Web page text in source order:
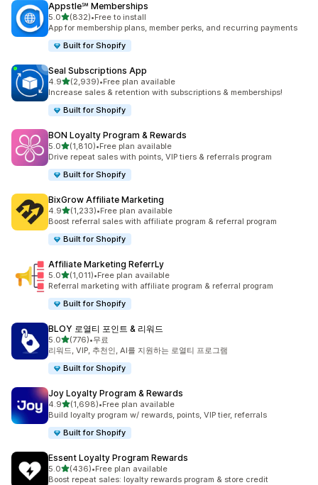
Appstle℠ Memberships
5.0별 5개 중
(832)
총 리뷰 832개
•Free to install
App for membership plans, member perks, and recurring payments
Built for Shopify
Seal Subscriptions App
4.9별 5개 중
(2,939)
총 리뷰 2939개
•Free plan available
Increase sales & retention with subscriptions & memberships!
Built for Shopify
BON Loyalty Program & Rewards
5.0별 5개 중
(1,810)
총 리뷰 1810개
•Free plan available
Drive repeat sales with points, VIP tiers & referrals program
Built for Shopify
BixGrow Affiliate Marketing
4.9별 5개 중
(1,233)
총 리뷰 1233개
•Free plan available
Boost referral sales with affiliate program & referral program
Built for Shopify
Affiliate Marketing ReferrLy
5.0별 5개 중
(1,011)
총 리뷰 1011개
•Free plan available
Referral marketing with affiliate program & referral program
Built for Shopify
BLOY 로열티 포인트 & 리워드
5.0별 5개 중
(776)
총 리뷰 776개
•무료
리워드, VIP, 추천인, AI를 지원하는 로열티 프로그램
Built for Shopify
Joy Loyalty Program & Rewards
4.9별 5개 중
(1,698)
총 리뷰 1698개
•Free plan available
Build loyalty program w/ rewards, points, VIP tier, referrals
Built for Shopify
Essent Loyalty Program Rewards
5.0별 5개 중
(436)
총 리뷰 436개
•Free plan available
Boost repeat sales: loyalty rewards program & store credit